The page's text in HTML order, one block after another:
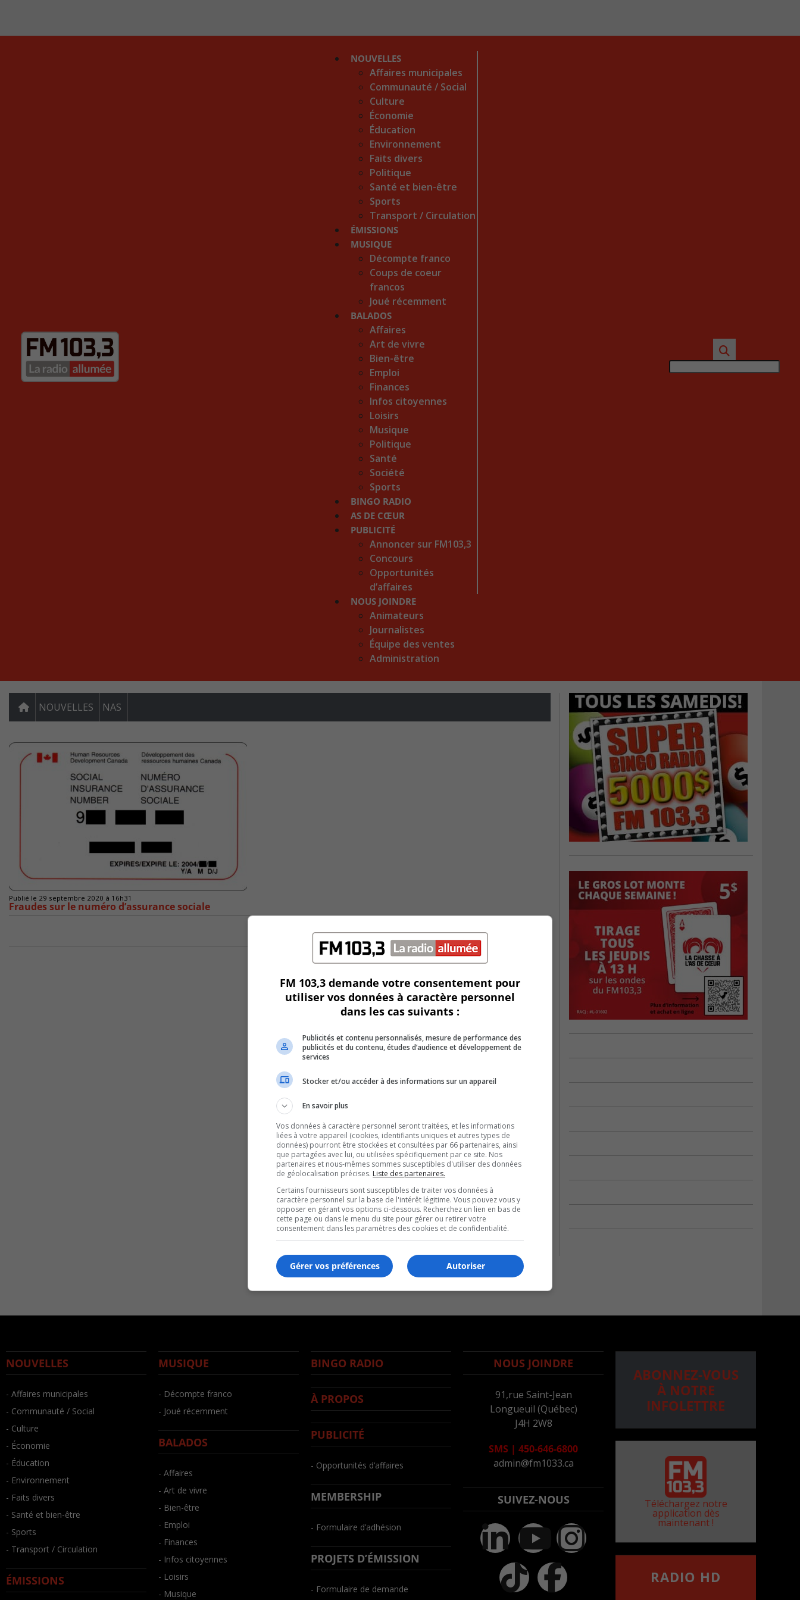
NOUVELLES
Affaires municipales
Communauté / Social
Culture
Économie
Éducation
Environnement
Faits divers
Politique
Santé et bien-être
Sports
Transport / Circulation
ÉMISSIONS
MUSIQUE
Décompte franco
Coups de coeur
francos
Joué récemment
BALADOS
Affaires
Art de vivre
Bien-être
Emploi
Finances
Infos citoyennes
Loisirs
Musique
Politique
Santé
Société
Sports
BINGO RADIO
AS DE CŒUR
PUBLICITÉ
Annoncer sur FM103,3
Concours
Opportunités
d’affaires
NOUS JOINDRE
Animateurs
Journalistes
Équipe des ventes
Administration
NOUVELLES NAS
Publié le 29 septembre 2020 à 16h31
Fraudes sur le numéro d’assurance sociale
NOUVELLES
- Affaires municipales
- Communauté / Social
- Culture
- Économie
- Éducation
- Environnement
- Faits divers
- Santé et bien-être
- Sports
- Transport / Circulation
ÉMISSIONS
MUSIQUE
- Décompte franco
- Joué récemment
BALADOS
- Affaires
- Art de vivre
- Bien-être
- Emploi
- Finances
- Infos citoyennes
- Loisirs
- Musique
BINGO RADIO
À PROPOS
PUBLICITÉ
- Opportunités d’affaires
MEMBERSHIP
- Formulaire d’adhésion
PROJETS D’ÉMISSION
- Formulaire de demande
NOUS JOINDRE
91,rue Saint-Jean
Longueuil (Québec)
J4H 2W8
SMS | 450-646-6800
admin@fm1033.ca
SUIVEZ-NOUS
ABONNEZ-VOUS
À NOTRE
INFOLETTRE
Téléchargez notre
application dès
maintenant !
RADIO HD
FM 103,3 demande votre consentement pour
utiliser vos données à caractère personnel
dans les cas suivants :
Publicités et contenu personnalisés, mesure de performance des
publicités et du contenu, études d’audience et développement de
services
Stocker et/ou accéder à des informations sur un appareil
En savoir plus
Vos données à caractère personnel seront traitées, et les informations
liées à votre appareil (cookies, identifiants uniques et autres types de
données) pourront être stockées et consultées par 66 partenaires, ainsi
que partagées avec lui, ou utilisées spécifiquement par ce site. Nos
partenaires et nous-mêmes sommes susceptibles d'utiliser des données
de géolocalisation précises. Liste des partenaires.
Certains fournisseurs sont susceptibles de traiter vos données à
caractère personnel sur la base de l'intérêt légitime. Vous pouvez vous y
opposer en gérant vos options ci-dessous. Recherchez un lien en bas de
cette page ou dans le menu du site pour gérer ou retirer votre
consentement dans les paramètres des cookies et de confidentialité.
Autoriser
Gérer vos préférences